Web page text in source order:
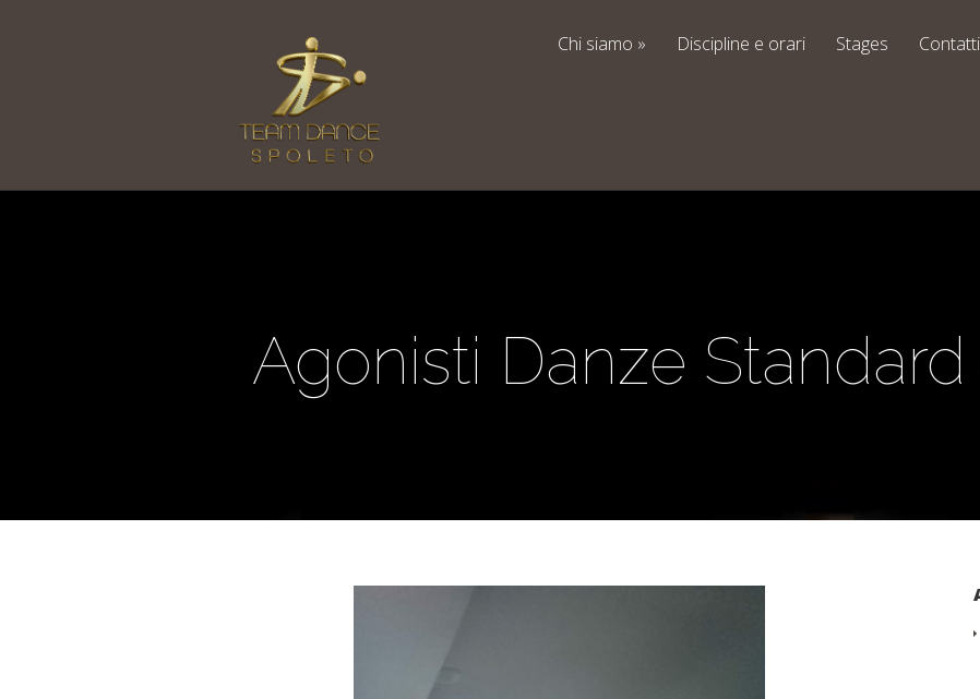
Chi siamo » Discipline e orari Stages Contatti
Agonisti Danze